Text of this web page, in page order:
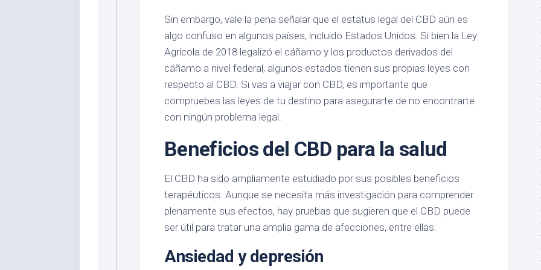
Sin embargo, vale la pena señalar que el estatus legal del CBD aún es
algo confuso en algunos países, incluido Estados Unidos. Si bien la Ley
Agrícola de 2018 legalizó el cáñamo y los productos derivados del
cáñamo a nivel federal, algunos estados tienen sus propias leyes con
respecto al CBD. Si vas a viajar con CBD, es importante que
compruebes las leyes de tu destino para asegurarte de no encontrarte
con ningún problema legal.
Beneficios del CBD para la salud
El CBD ha sido ampliamente estudiado por sus posibles beneficios
terapéuticos. Aunque se necesita más investigación para comprender
plenamente sus efectos, hay pruebas que sugieren que el CBD puede
ser útil para tratar una amplia gama de afecciones, entre ellas:
Ansiedad y depresión